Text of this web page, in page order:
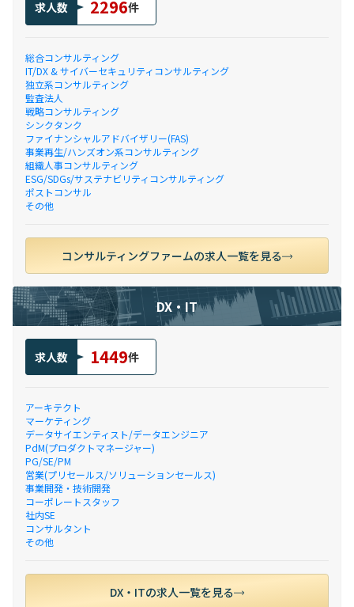
求人数 2296件
総合コンサルティング
IT/DX & サイバーセキュリティコンサルティング
独立系コンサルティング
監査法人
戦略コンサルティング
シンクタンク
ファイナンシャルアドバイザリー(FAS)
事業再生/ハンズオン系コンサルティング
組織人事コンサルティング
ESG/SDGs/サステナビリティコンサルティング
ポストコンサル
その他
コンサルティングファームの求人一覧を見る
DX・IT
求人数 1449件
アーキテクト
マーケティング
データサイエンティスト/データエンジニア
PdM(プロダクトマネージャー)
PG/SE/PM
営業(プリセールス/ソリューションセールス)
事業開発・技術開発
コーポレートスタッフ
社内SE
コンサルタント
その他
DX・ITの求人一覧を見る